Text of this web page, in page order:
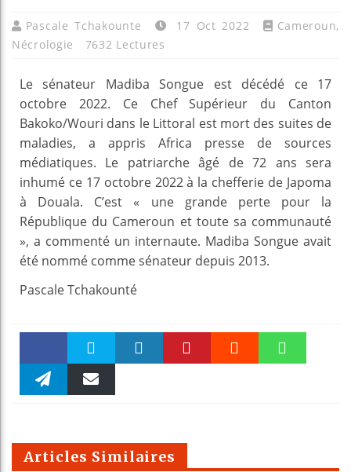
Pascale Tchakounte 17 Oct 2022 Cameroun,
Nécrologie
7632 Lectures
Le sénateur Madiba Songue est décédé ce 17
octobre 2022. Ce Chef Supérieur du Canton
Bakoko/Wouri dans le Littoral est mort des suites de
maladies, a appris Africa presse de sources
médiatiques. Le patriarche âgé de 72 ans sera
inhumé ce 17 octobre 2022 à la chefferie de Japoma
à Douala. C’est « une grande perte pour la
République du Cameroun et toute sa communauté
», a commenté un internaute. Madiba Songue avait
été nommé comme sénateur depuis 2013.
Pascale Tchakounté
Faceboo Twitter
m
Articles Similaires